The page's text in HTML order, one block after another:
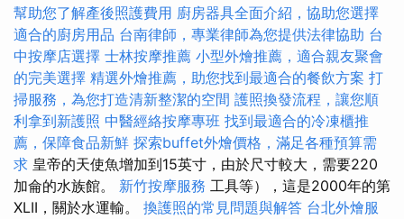
幫助您了解產後照護費用 廚房器具全面介紹，協助您選擇
適合的廚房用品 台南律師，專業律師為您提供法律協助 台
中按摩店選擇 士林按摩推薦 小型外燴推薦，適合親友聚會
的完美選擇 精選外燴推薦，助您找到最適合的餐飲方案 打
掃服務，為您打造清新整潔的空間 護照換發流程，讓您順
利拿到新護照 中醫經絡按摩專班 找到最適合的冷凍櫃推
薦，保障食品新鮮 探索buffet外燴價格，滿足各種預算需
求 皇帝的天使魚增加到15英寸，由於尺寸較大，需要220
加侖的水族館。 新竹按摩服務 工具等），這是2000年的第
XLII，關於水運輸。 換護照的常見問題與解答 台北外燴服